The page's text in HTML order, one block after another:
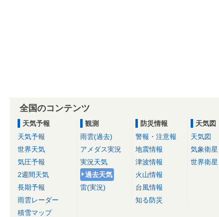
全国のコンテンツ
天気予報
天気予報
世界天気
気圧予報
2週間天気
長期予報
雨雲レーダー
積雪マップ
観測
雨雲(過去)
アメダス実況
実況天気
過去天気
雷(実況)
防災情報
警報・注意報
地震情報
津波情報
火山情報
台風情報
知る防災
天気図
天気図
気象衛星
世界衛星